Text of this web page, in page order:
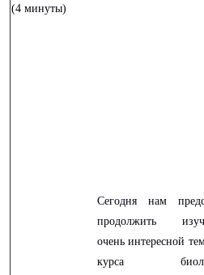
(4 минуты)
Сегодня нам
продолжить
очень интересной
курса